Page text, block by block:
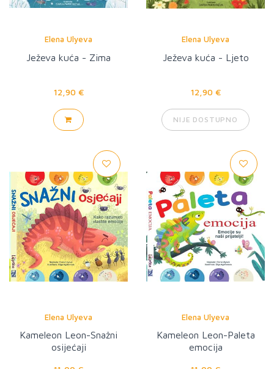
Elena Ulyeva
Ježeva kuća - Zima
12,90 €
Elena Ulyeva
Ježeva kuća - Ljeto
12,90 €
NIJE DOSTUPNO
Elena Ulyeva
Kameleon Leon-Snažni
osijećaji
Elena Ulyeva
Kameleon Leon-Paleta
emocija